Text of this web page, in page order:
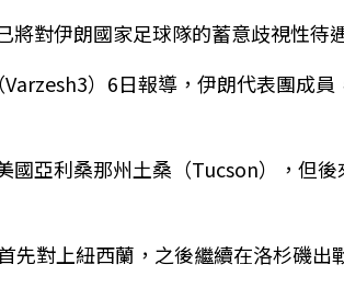
對伊朗國家足球隊的蓄意歧視性待
）6日報導，伊朗代表團成
國亞利桑那州土桑（Tucson），但
先對上紐西蘭，之後繼續在洛杉磯出